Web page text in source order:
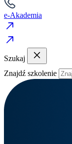
e-Akademia
Szukaj
Znajdź szkolenie